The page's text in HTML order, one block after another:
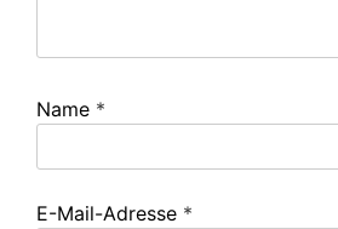
Name *
E-Mail-Adresse *